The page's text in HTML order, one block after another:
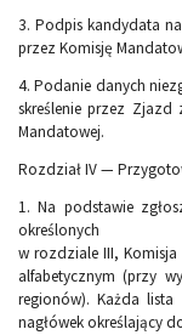
3. Podpis kandydata
przez Komisję
4. Podanie danych
skreślenie przez
Mandatowej.
Rozdział IV —
1. Na podstawie
okre­ślonych
w rozdziale III,
alfabetycznym (przy
regionów). Każda
nagłówek określający